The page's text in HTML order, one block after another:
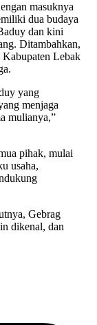
masuknya
dua budaya
dan kini
Ditambahkan,
Kabupaten Lebak
yang
menjaga
mulianya,”
pihak, mulai
usaha,
Gebrag
dikenal, dan